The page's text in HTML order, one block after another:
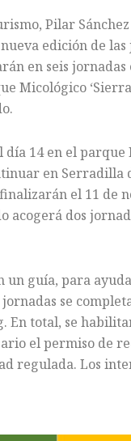
Pilar
edición de
en seis
Micológico
14 en el
en
el 11 de
acogerá dos
un guía, para
se
En total, se
el permiso de
regulada. Los